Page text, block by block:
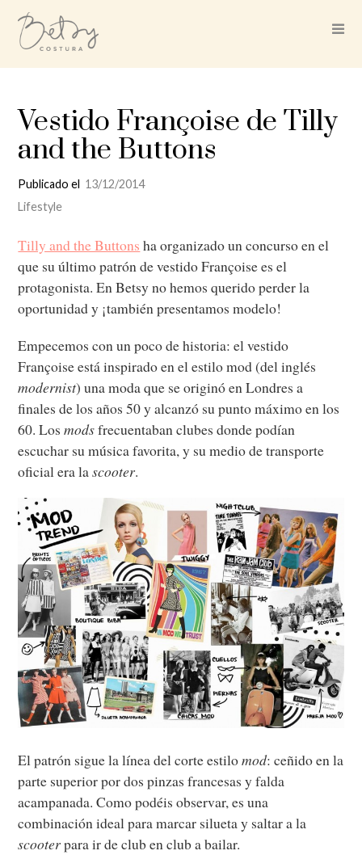
Vestido Françoise de Tilly
and the Buttons
Publicado el 13/12/2014
Lifestyle
Tilly and the Buttons ha organizado un concurso en el
que su último patrón de vestido Françoise es el
protagonista. En Betsy no hemos querido perder la
oportunidad y ¡también presentamos modelo!
Empecemos con un poco de historia: el vestido
Françoise está inspirado en el estilo mod (del inglés
modernist) una moda que se originó en Londres a
finales de los años 50 y alcanzó su punto máximo en los
60. Losmodsfrecuentaban clubes donde podían
escuchar su música favorita, y su medio de transporte
oficial era lascooter.
El patrón sigue la línea del corte estilomod: ceñido en la
parte superior por dos pinzas francesas y falda
acampanada. Como podéis observar, es una
combinación ideal para marcar silueta y saltar a la
scooterpara ir de club en club a bailar.